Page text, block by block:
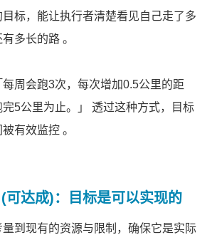
标，能让执行者清楚看见自己走了多
多长的路 。
每周会跑3次，每次增加0.5公里的距
5公里为止。」 透过这种方式，目标
有效监控 。
达成)：目标是可以实现的
到现有的资源与限制，确保它是实际